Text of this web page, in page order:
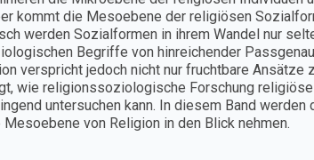
kommt die Mesoebene der religiösen
werden Sozialformen in ihrem Wandel nur
Begriffe von hinreichender
verspricht jedoch nicht nur fruchtbare Ansätze
wie religionssoziologische Forschung religiöse
untersuchen kann. In diesem Band werden
von Religion in den Blick nehmen.